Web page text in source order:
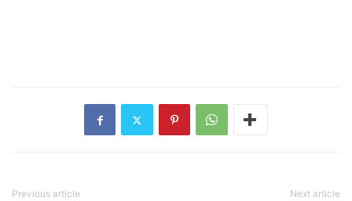
Previous article Next article